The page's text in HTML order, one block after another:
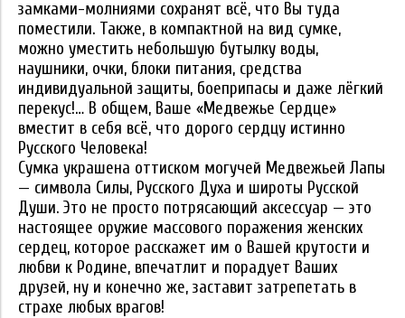
замками-молниями сохранят всё, что Вы туда
поместили. Также, в компактной на вид сумке,
можно уместить небольшую бутылку воды,
наушники, очки, блоки питания, средства
индивидуальной защиты, боеприпасы и даже лёгкий
перекус!… В общем, Ваше «Медвежье Сердце»
вместит в себя всё, что дорого сердцу истинно
Русского Человека!
Сумка украшена оттиском могучей Медвежьей Лапы
— символа Силы, Русского Духа и широты Русской
Души. Это не просто потрясающий аксессуар — это
настоящее оружие массового поражения женских
сердец, которое расскажет им о Вашей крутости и
любви к Родине, впечатлит и порадует Ваших
друзей, ну и конечно же, заставит затрепетать в
страхе любых врагов!